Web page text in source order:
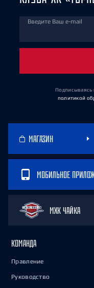
Введите Ваш e-mail
Подписываясь
политикой
МАГАЗИН
МОБИЛЬНОЕ
МХК ЧАЙКА
КОМАНДА
Правление
Руководство